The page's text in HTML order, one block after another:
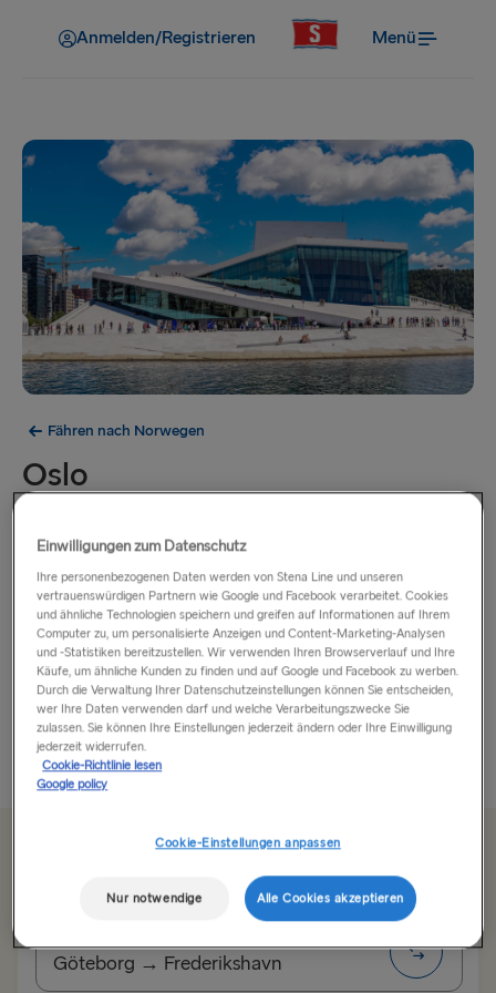
Anmelden/Registrieren Menü
Fähren nach Norwegen
Oslo
DienorwegischeHauptstadt ist eine pulsierende und
energiegeladene Stadt und nur eine kurzweilige Fahrt,
durch eine reizvolle Landschaft, von unserem Hafen in
Göteborg entfernt. Umgeben von epischer Schönheit
beherbergt Oslo eine weltweit anerkannte
Gastronomieszene und blickt...
Mehr anzeigen
Göteborg → Frederikshavn
Einwilligungen zum Datenschutz
Ihre personenbezogenen Daten werden von Stena Line und unseren
vertrauenswürdigen Partnern wie Google und Facebook verarbeitet. Cookies
und ähnliche Technologien speichern und greifen auf Informationen auf Ihrem
Computer zu, um personalisierte Anzeigen und Content-Marketing-Analysen
und -Statistiken bereitzustellen. Wir verwenden Ihren Browserverlauf und Ihre
Käufe, um ähnliche Kunden zu finden und auf Google und Facebook zu werben.
Durch die Verwaltung Ihrer Datenschutzeinstellungen können Sie entscheiden,
wer Ihre Daten verwenden darf und welche Verarbeitungszwecke Sie
zulassen. Sie können Ihre Einstellungen jederzeit ändern oder Ihre Einwilligung
jederzeit widerrufen.
Cookie-Richtlinie lesen
Google policy
Cookie-Einstellungen anpassen
Nur notwendige Alle Cookies akzeptieren